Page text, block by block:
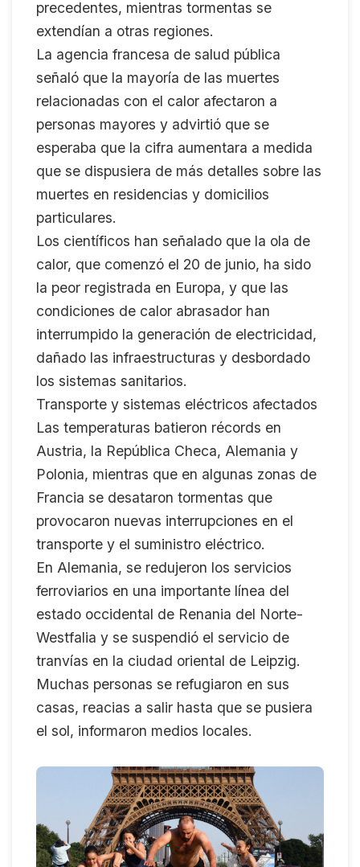
precedentes, mientras tormentas se
extendían a otras regiones.
La agencia francesa de salud pública
señaló que la mayoría de las muertes
relacionadas con el calor afectaron a
personas mayores y advirtió que se
esperaba que la cifra aumentara a medida
que se dispusiera de más detalles sobre las
muertes en residencias y domicilios
particulares.
Los científicos han señalado que la ola de
calor, que comenzó el 20 de junio, ha sido
la peor registrada en Europa, y que las
condiciones de calor abrasador han
interrumpido la generación de electricidad,
dañado las infraestructuras y desbordado
los sistemas sanitarios.
Transporte y sistemas eléctricos afectados
Las temperaturas batieron récords en
Austria, la República Checa, Alemania y
Polonia, mientras que en algunas zonas de
Francia se desataron tormentas que
provocaron nuevas interrupciones en el
transporte y el suministro eléctrico.
En Alemania, se redujeron los servicios
ferroviarios en una importante línea del
estado occidental de Renania del Norte-
Westfalia y se suspendió el servicio de
tranvías en la ciudad oriental de Leipzig.
Muchas personas se refugiaron en sus
casas, reacias a salir hasta que se pusiera
el sol, informaron medios locales.